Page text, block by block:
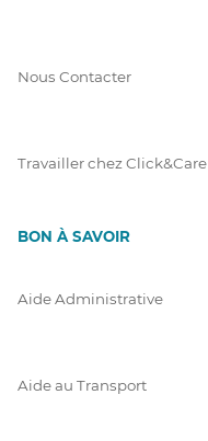
Nous Contacter
Travailler chez Click&Care
BON À SAVOIR
Aide Administrative
Aide au Transport